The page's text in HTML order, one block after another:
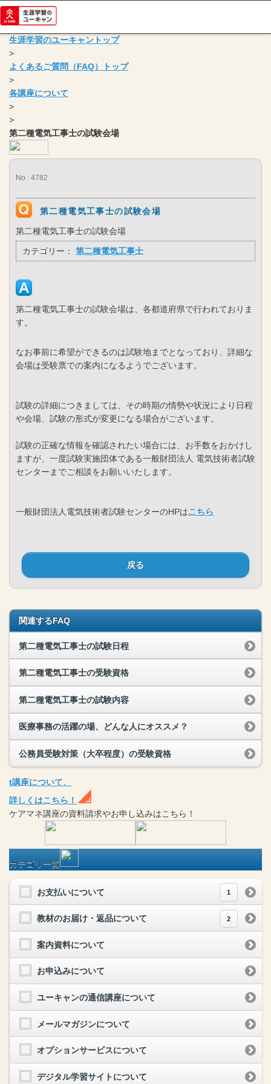
生涯学習のユーキャントップ
>
よくあるご質問（FAQ）トップ
>
各講座について
>
>
第二種電気工事士の試験会場
No : 4782
第二種電気工事士の試験会場
第二種電気工事士の試験会場
カテゴリー： 第二種電気工事士
第二種電気工事士の試験会場は、各都道府県で行われておりま
す。
なお事前に希望ができるのは試験地までとなっており、詳細な
会場は受験票での案内になるようでございます。
試験の詳細につきましては、その時期の情勢や状況により日程
や会場、試験の形式が変更になる場合がございます。
試験の正確な情報を確認されたい場合には、お手数をおかけし
ますが、一度試験実施団体である一般財団法人 電気技術者試験
センターまでご相談をお願いいたします。
一般財団法人電気技術者試験センターのHPはこちら
戻る
関連するFAQ
第二種電気工事士の試験日程
第二種電気工事士の受験資格
第二種電気工事士の試験内容
医療事務の活躍の場、どんな人にオススメ？
公務員受験対策（大卒程度）の受験資格
t講座について、
詳しくはこちら！
ケアマネ講座の資料請求やお申し込みはこちら！
カテゴリ一覧
お支払いについて 1
教材のお届け・返品について 2
案内資料について
お申込みについて
ユーキャンの通信講座について
メールマガジンについて
オプションサービスについて
デジタル学習サイトについて